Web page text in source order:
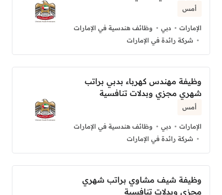
أمس
الإمارات دبي
وظائف هندسية في الإمارات
شركة رائدة في الإمارات
وظيفة مهندس كهرباء بدبي براتب
شهري مجزي وبدلات تنافسية
أمس
الإمارات دبي
وظائف هندسية في الإمارات
شركة رائدة في الإمارات
وظيفة شيف مشاوي براتب شهري
مجزي وبدلات تنافسية